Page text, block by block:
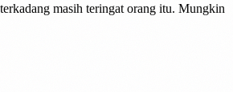
masih teringat orang itu. Mungkin